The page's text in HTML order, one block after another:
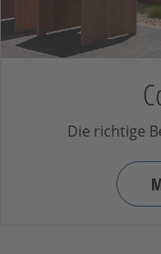
Die richtige